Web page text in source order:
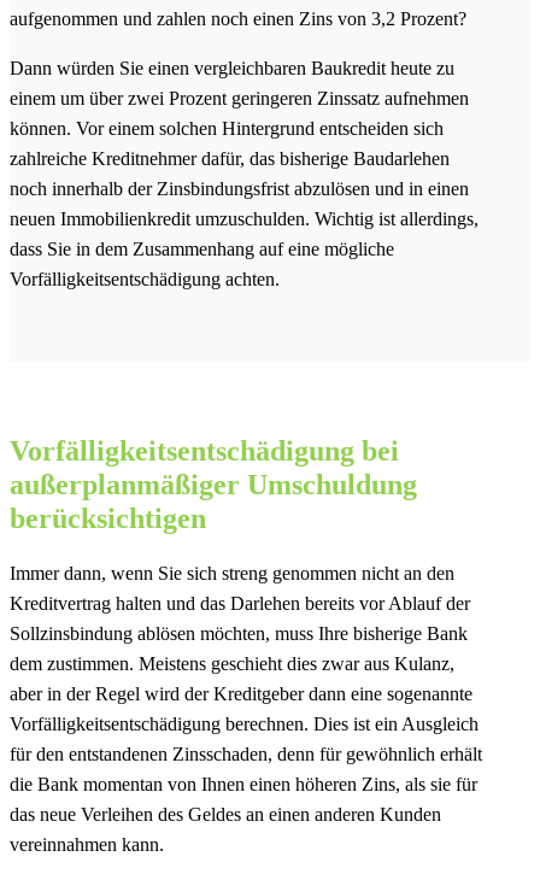
aufgenommen und zahlen noch einen Zins von 3,2 Prozent?
Dann würden Sie einen vergleichbaren Baukredit heute zu
einem um über zwei Prozent geringeren Zinssatz aufnehmen
können. Vor einem solchen Hintergrund entscheiden sich
zahlreiche Kreditnehmer dafür, das bisherige Baudarlehen
noch innerhalb der Zinsbindungsfrist abzulösen und in einen
neuen Immobilienkredit umzuschulden. Wichtig ist allerdings,
dass Sie in dem Zusammenhang auf eine mögliche
Vorfälligkeitsentschädigung achten.
Vorfälligkeitsentschädigung bei
außerplanmäßiger Umschuldung
berücksichtigen
Immer dann, wenn Sie sich streng genommen nicht an den
Kreditvertrag halten und das Darlehen bereits vor Ablauf der
Sollzinsbindung ablösen möchten, muss Ihre bisherige Bank
dem zustimmen. Meistens geschieht dies zwar aus Kulanz,
aber in der Regel wird der Kreditgeber dann eine sogenannte
Vorfälligkeitsentschädigung berechnen. Dies ist ein Ausgleich
für den entstandenen Zinsschaden, denn für gewöhnlich erhält
die Bank momentan von Ihnen einen höheren Zins, als sie für
das neue Verleihen des Geldes an einen anderen Kunden
vereinnahmen kann.